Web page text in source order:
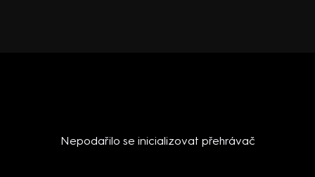
Nepodařilo se inicializovat přehrávač